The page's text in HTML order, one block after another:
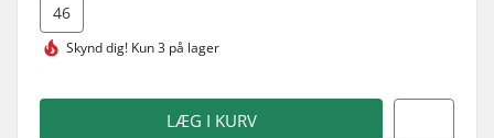
46
Skynd dig! Kun 3 på lager
LÆG I KURV